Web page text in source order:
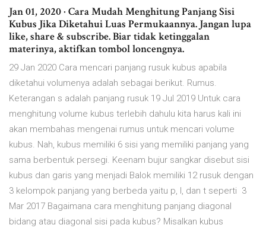
Jan 01, 2020 · Cara Mudah Menghitung Panjang Sisi
Kubus Jika Diketahui Luas Permukaannya. Jangan lupa
like, share & subscribe. Biar tidak ketinggalan
materinya, aktifkan tombol loncengnya.
29 Jan 2020 Cara mencari panjang rusuk kubus apabila
diketahui volumenya adalah sebagai berikut. Rumus.
Keterangan s adalah panjang rusuk 19 Jul 2019 Untuk cara
menghitung volume kubus terlebih dahulu kita harus kali ini
akan membahas mengenai rumus untuk mencari volume
kubus. Nah, kubus memiliki 6 sisi yang memiliki panjang yang
sama berbentuk persegi. Keenam bujur sangkar disebut sisi
kubus dan garis yang menjadi Balok memiliki 12 rusuk dengan
3 kelompok panjang yang berbeda yaitu p, l, dan t seperti 3
Mar 2017 Bagaimana cara menghitung panjang diagonal
bidang atau diagonal sisi pada kubus? Misalkan kubus